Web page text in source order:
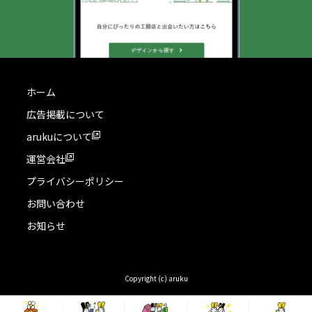
ホーム
広告掲載について
arukuについて
運営会社
プライバシーポリシー
お問い合わせ
お知らせ
Copyright (c) aruku